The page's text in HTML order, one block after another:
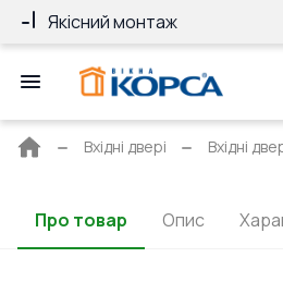
Якісний монтаж
Головна
Вхідні двері Вхідні
Про товар Опис